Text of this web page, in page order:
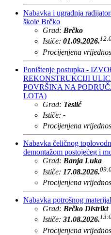
Nabavka i ugradnja
škole Brčko
Grad: Brčko
Ističe: 01.09.2026.
Procijenjena
Poništenje postupka -
REKONSTRUKCIJI
POVRŠINA NA
LOTA)
Grad: Teslić
Ističe: -
Procijenjena
Nabavka čeličnog
demontažom postojećeg i
Grad: Banja Luka
Ističe: 17.08.2026.
Procijenjena
Nabavka potrošnog
Grad: Brčko Distrikt
Ističe: 31.08.2026.
Procijenjena